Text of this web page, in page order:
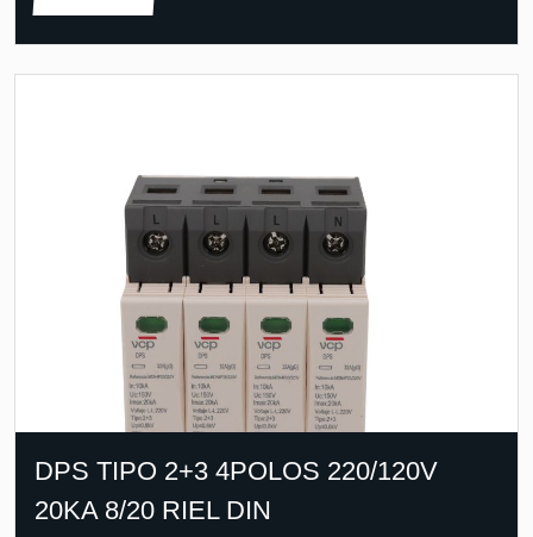
DPS TIPO 2+3 4POLOS 220/120V
20KA 8/20 RIEL DIN